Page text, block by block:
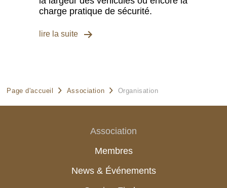
charge pratique de sécurité.
lire la suite
Page d'accueil Association Organisation
Association
Membres
News & Événements